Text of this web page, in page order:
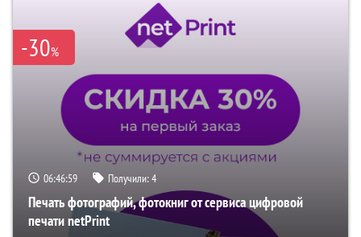
-30%
06:46:58 Получили:4
Печать фотографий, фотокниг от сервиса цифровой
печати netPrint